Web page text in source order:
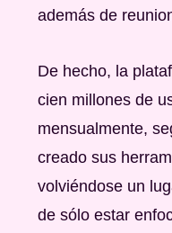
además de
De hecho, la
cien millones de
mensualmente,
creado sus
volviéndose un
de sólo estar